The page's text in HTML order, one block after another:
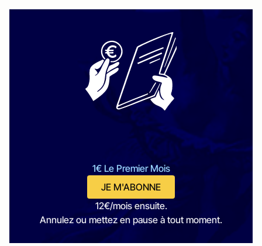
1€ Le Premier Mois
JE M'ABONNE
12€/mois ensuite.
Annulez ou mettez en pause à tout moment.